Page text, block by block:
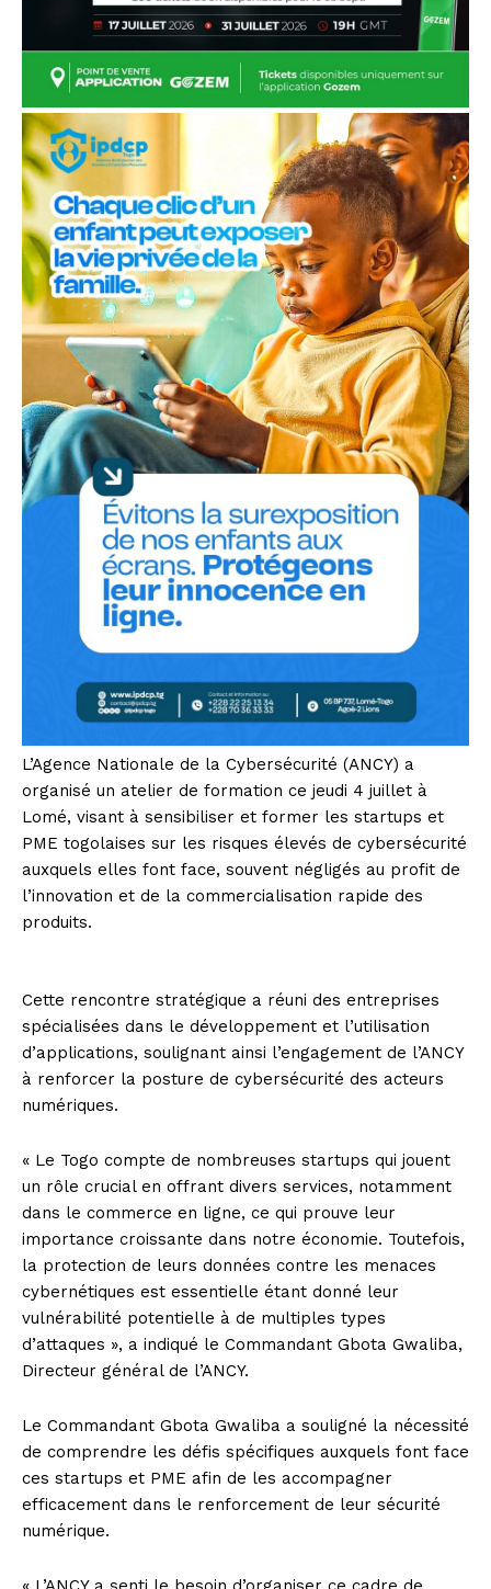
L’Agence Nationale de la Cybersécurité (ANCY) a
organisé un atelier de formation ce jeudi 4 juillet à
Lomé, visant à sensibiliser et former les startups et
PME togolaises sur les risques élevés de cybersécurité
auxquels elles font face, souvent négligés au profit de
l’innovation et de la commercialisation rapide des
produits.
Cette rencontre stratégique a réuni des entreprises
spécialisées dans le développement et l’utilisation
d’applications, soulignant ainsi l’engagement de l’ANCY
à renforcer la posture de cybersécurité des acteurs
numériques.
« Le Togo compte de nombreuses startups qui jouent
un rôle crucial en offrant divers services, notamment
dans le commerce en ligne, ce qui prouve leur
importance croissante dans notre économie. Toutefois,
la protection de leurs données contre les menaces
cybernétiques est essentielle étant donné leur
vulnérabilité potentielle à de multiples types
d’attaques », a indiqué le Commandant Gbota Gwaliba,
Directeur général de l’ANCY.
Le Commandant Gbota Gwaliba a souligné la nécessité
de comprendre les défis spécifiques auxquels font face
ces startups et PME afin de les accompagner
efficacement dans le renforcement de leur sécurité
numérique.